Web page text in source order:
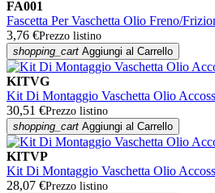
FA001
Fascetta Per Vaschetta Olio Freno/
3,76 €Prezzo listino
shopping_cart Aggiungi al Carrello
KITVG
Kit Di Montaggio Vaschetta Olio
30,51 €Prezzo listino
shopping_cart Aggiungi al Carrello
KITVP
Kit Di Montaggio Vaschetta Olio
28,07 €Prezzo listino